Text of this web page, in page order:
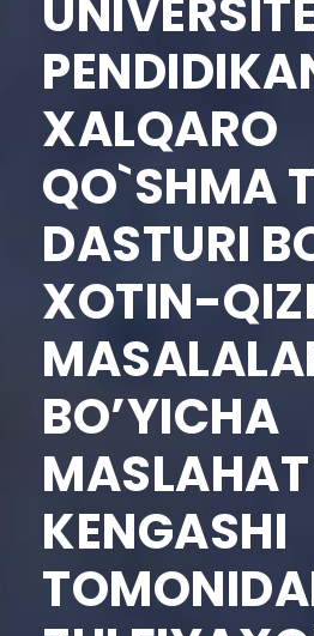
XALQARO
QO`SHMA
DASTURI
XOTIN-
BO’YICHA
MASLAHAT
KENGASHI